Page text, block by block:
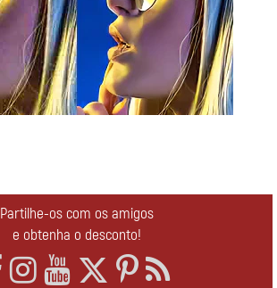
Partilhe-os com os amigos
e obtenha o desconto!